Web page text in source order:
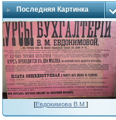
Последняя Картинка
[Евдокимова В.М. ]